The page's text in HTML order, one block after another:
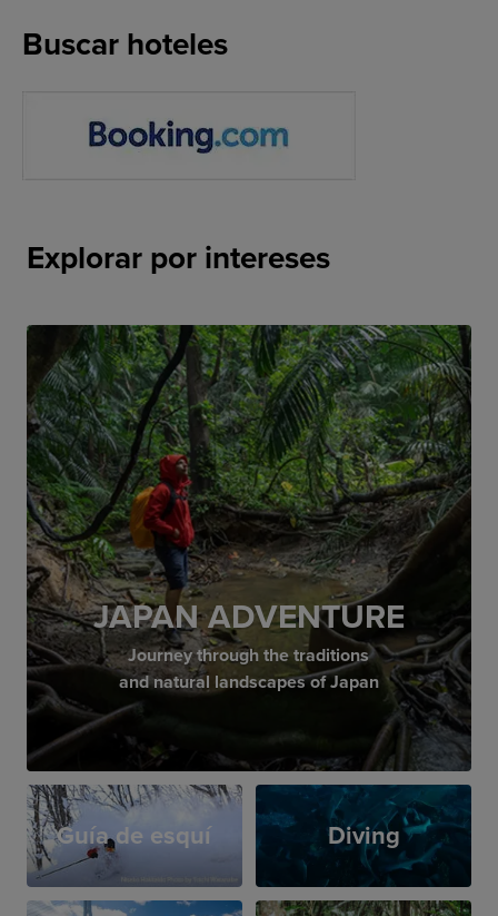
Buscar hoteles
Explorar por intereses
JAPAN ADVENTURE
Journey through the traditions
and natural landscapes of Japan
Guía de esquí Diving